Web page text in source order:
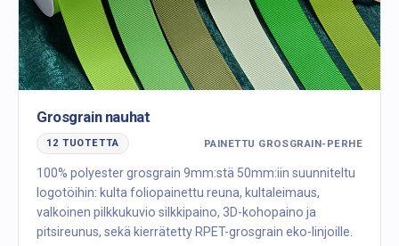
Grosgrain nauhat
12 TUOTETTA PAINETTU GROSGRAIN-PERHE
100% polyester grosgrain 9mm:stä 50mm:iin suunniteltu
logotöihin: kulta foliopainettu reuna, kultaleimaus,
valkoinen pilkkukuvio silkkipaino, 3D-kohopaino ja
pitsireunus, sekä kierrätetty RPET-grosgrain eko-linjoille.